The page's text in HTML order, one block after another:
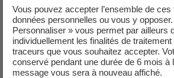
Pour postuler, envoyez CV et lettre
med-cv@edf.fr
(en précisant dans l’objet
souhaité)
Vous pouvez accepter l’ensemble de
données personnelles ou vous y
Personnaliser » vous permet par ailleurs
individuellement les finalités de
traceurs que vous souhaitez accepter.
conservé pendant une durée de 6 mois à
message vous sera à nouveau affiché.